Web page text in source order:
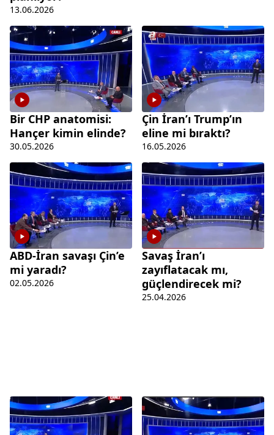
13.06.2026
Bir CHP anatomisi:
Hançer kimin elinde?
30.05.2026
Çin İran’ı Trump’ın
eline mi bıraktı?
16.05.2026
ABD-İran savaşı Çin’e
mi yaradı?
02.05.2026
Savaş İran’ı
zayıflatacak mı,
güçlendirecek mi?
25.04.2026